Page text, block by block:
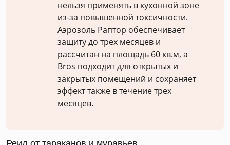
нельзя применять в кухонной зоне
из-за повышенной токсичности.
Аэрозоль Раптор обеспечивает
защиту до трех месяцев и
рассчитан на площадь 60 кв.м, а
Bros подходит для открытых и
закрытых помещений и сохраняет
эффект также в течение трех
месяцев.